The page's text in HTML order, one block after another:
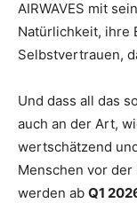
AIRWAVES mit
Natürlichkeit, ihre
Selbstvertrauen,
Und dass all das
auch an der Art,
wertschätzend
Menschen vor
werden ab Q1